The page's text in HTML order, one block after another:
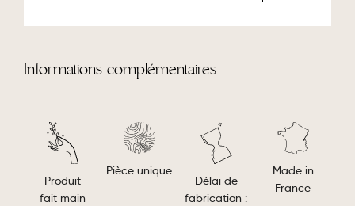
Informations complémentaires
Produit
fait main
Pièce unique
Délai de
fabrication :
Made in
France